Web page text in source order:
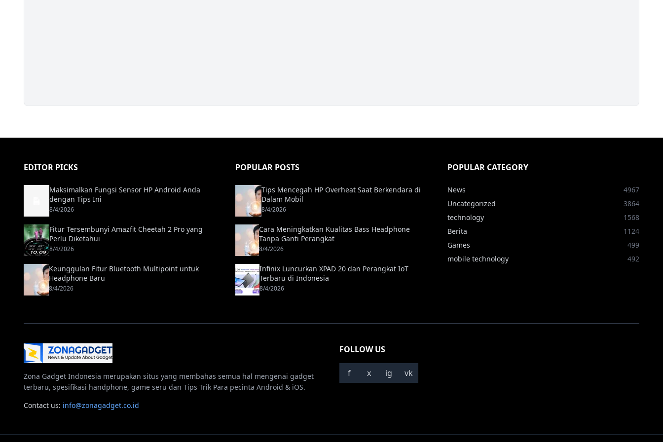
EDITOR PICKS
Maksimalkan Fungsi Sensor HP Android Anda
dengan Tips Ini
8/4/2026
Fitur Tersembunyi Amazfit Cheetah 2 Pro yang
Perlu Diketahui
8/4/2026
Keunggulan Fitur Bluetooth Multipoint untuk
Headphone Baru
8/4/2026
POPULAR POSTS
Tips Mencegah HP Overheat Saat Berkendara di
Dalam Mobil
8/4/2026
Cara Meningkatkan Kualitas Bass Headphone
Tanpa Ganti Perangkat
8/4/2026
Infinix Luncurkan XPAD 20 dan Perangkat IoT
Terbaru di Indonesia
8/4/2026
POPULAR CATEGORY
News
4967
Uncategorized
3864
technology
1568
Berita
1124
Games
499
mobile technology
492
Zona Gadget Indonesia merupakan situs yang membahas semua hal mengenai gadget
terbaru, spesifikasi handphone, game seru dan Tips Trik Para pecinta Android & iOS.
Contact us: info@zonagadget.co.id
FOLLOW US
f x ig vk